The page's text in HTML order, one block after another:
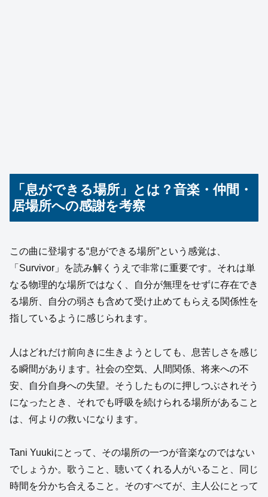
「息ができる場所」とは？音楽・仲間・
居場所への感謝を考察
この曲に登場する“息ができる場所”という感覚は、
「Survivor」を読み解くうえで非常に重要です。それは単
なる物理的な場所ではなく、自分が無理をせずに存在でき
る場所、自分の弱さも含めて受け止めてもらえる関係性を
指しているように感じられます。
人はどれだけ前向きに生きようとしても、息苦しさを感じ
る瞬間があります。社会の空気、人間関係、将来への不
安、自分自身への失望。そうしたものに押しつぶされそう
になったとき、それでも呼吸を続けられる場所があること
は、何よりの救いになります。
Tani Yuukiにとって、その場所の一つが音楽なのではない
でしょうか。歌うこと、聴いてくれる人がいること、同じ
時間を分かち合えること。そのすべてが、主人公にとって